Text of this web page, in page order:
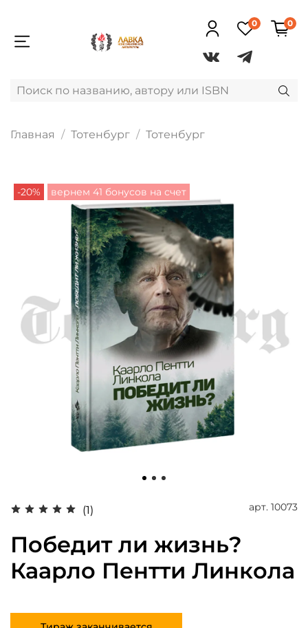
0 0
Главная Тотенбург Тотенбург
-20% вернем 41 бонусов на счет
(1) арт. 10073
Победит ли жизнь?
Каарло Пентти Линкола